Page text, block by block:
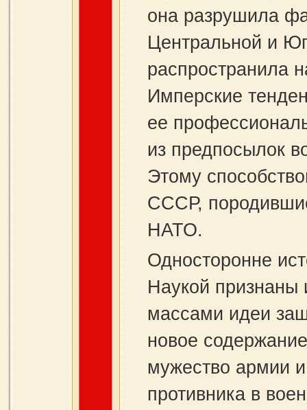
она разрушила
Центральной и
распространила
Имперские
ее
из предпосылок
Этому
СССР,
НАТО.
Односторонне
Наукой признаны
массами идеи
новое
мужество армии
противника в